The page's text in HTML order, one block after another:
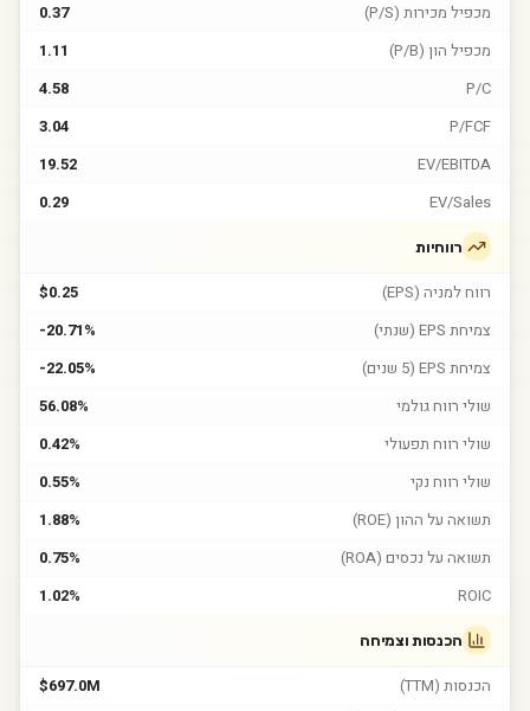
מכפיל מכירות (P/S)
0.37
מכפיל הון (P/B)
1.11
P/C
4.58
P/FCF
3.04
EV/EBITDA
19.52
EV/Sales
0.29
רווחיות
רווח למניה (EPS)
$0.25
צמיחת EPS (שנתי)
-20.71%
צמיחת EPS (5 שנים)
-22.05%
שולי רווח גולמי
56.08%
שולי רווח תפעולי
0.42%
שולי רווח נקי
0.55%
תשואה על ההון (ROE)
1.88%
תשואה על נכסים (ROA)
0.75%
ROIC
1.02%
הכנסות וצמיחה
הכנסות (TTM)
$697.0M